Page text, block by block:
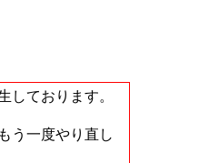
しております。
う一度やり直し